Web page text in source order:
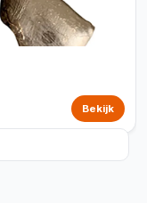
Bekijk